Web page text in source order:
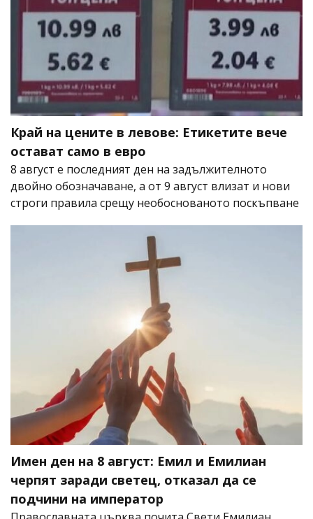
Край на цените в левове: Етикетите вече
остават само в евро
8 август е последният ден на задължителното
двойно обозначаване, а от 9 август влизат и нови
строги правила срещу необоснованото поскъпване
Имен ден на 8 август: Емил и Емилиан
черпят заради светец, отказал да се
подчини на император